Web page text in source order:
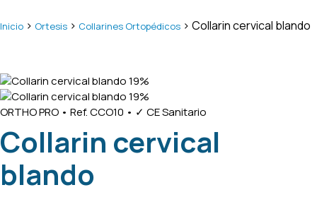
Inicio > Ortesis > Collarines Ortopédicos > Collarin cervical blando
19%
19%
ORTHO PRO • Ref. CCO10 • ✓ CE Sanitario
Collarin cervical
blando